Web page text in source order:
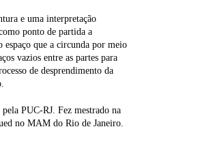
e uma interpretação
ponto de partida a
espaço que a circunda por meio
vazios entre as partes para
de desprendimento da
PUC-RJ. Fez mestrado na
no MAM do Rio de Janeiro.